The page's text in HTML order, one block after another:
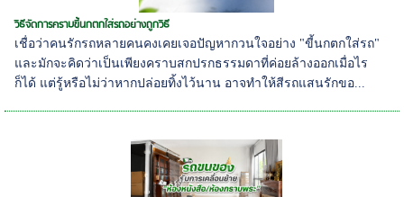
วิธีจัดการคราบขี้นกตกใส่รถอย่างถูกวิธี
เชื่อว่าคนรักรถหลายคนคงเคยเจอปัญหากวนใจอย่าง "ขี้นกตกใส่รถ"
และมักจะคิดว่าเป็นเพียงคราบสกปรกธรรมดาที่ค่อยล้างออกเมื่อไร
ก็ได้ แต่รู้หรือไม่ว่าหากปล่อยทิ้งไว้นาน อาจทำให้สีรถแสนรักขอ...